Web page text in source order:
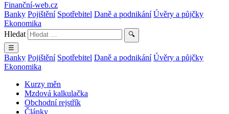
Finanční-web.cz
Banky Pojištění Spotřebitel Daně a podnikání Úvěry a půjčky
Ekonomika
Hledat
🔍
☰
Banky Pojištění Spotřebitel Daně a podnikání Úvěry a půjčky
Ekonomika
Kurzy měn
Mzdová kalkulačka
Obchodní rejstřík
Články